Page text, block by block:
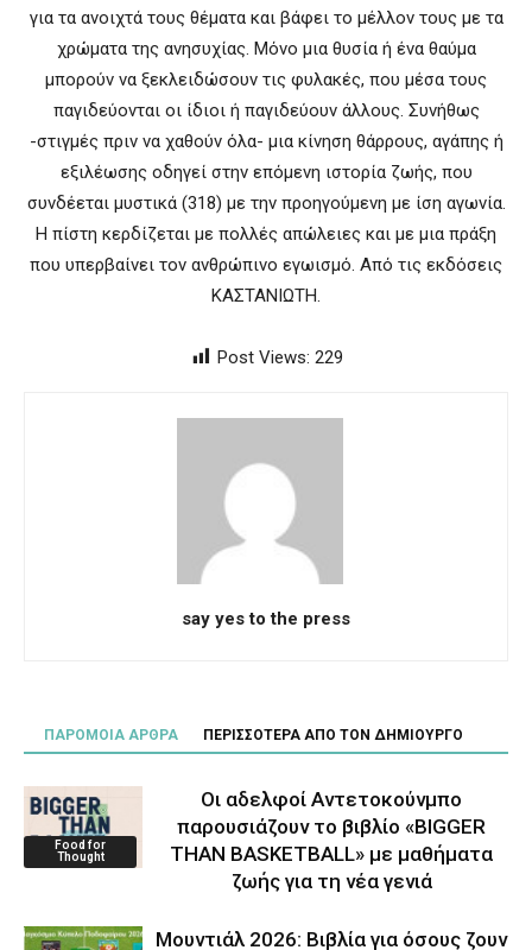
για τα ανοιχτά τους θέματα και βάφει το μέλλον τους με τα
χρώματα της ανησυχίας. Μόνο μια θυσία ή ένα θαύμα
μπορούν να ξεκλειδώσουν τις φυλακές, που μέσα τους
παγιδεύονται οι ίδιοι ή παγιδεύουν άλλους. Συνήθως
-στιγμές πριν να χαθούν όλα- μια κίνηση θάρρους, αγάπης ή
εξιλέωσης οδηγεί στην επόμενη ιστορία ζωής, που
συνδέεται μυστικά (318) με την προηγούμενη με ίση αγωνία.
Η πίστη κερδίζεται με πολλές απώλειες και με μια πράξη
που υπερβαίνει τον ανθρώπινο εγωισμό. Aπό τις εκδόσεις
ΚΑΣΤΑΝΙΩΤΗ.
Post Views: 229
say yes to the press
ΠΑΡΟΜΟΙΑ ΑΡΘΡΑ ΠΕΡΙΣΣΟΤΕΡΑ ΑΠΟ ΤΟΝ ΔΗΜΙΟΥΡΓΟ
Food for
Thought
Οι αδελφοί Αντετοκούνμπο
παρουσιάζουν το βιβλίο «BIGGER
THAN BASKETBALL» με μαθήματα
ζωής για τη νέα γενιά
Μουντιάλ 2026: Βιβλία για όσους ζουν